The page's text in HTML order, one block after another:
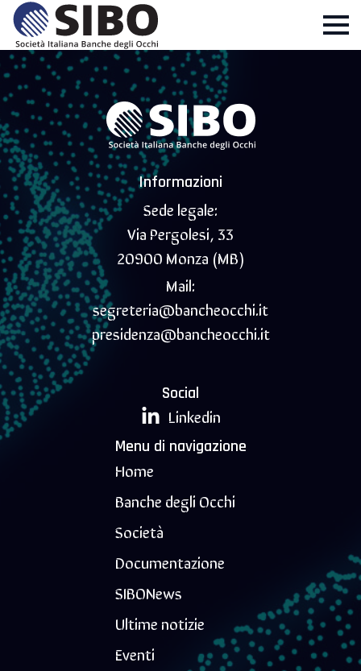
Informazioni
Sede legale:
Via Pergolesi, 33
20900 Monza (MB)
Mail:
segreteria@bancheocchi.it
presidenza@bancheocchi.it
Social
Linkedin
Menu di navigazione
Home
Banche degli Occhi
Società
Documentazione
SIBONews
Ultime notizie
Eventi